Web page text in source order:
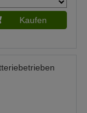
Kaufen